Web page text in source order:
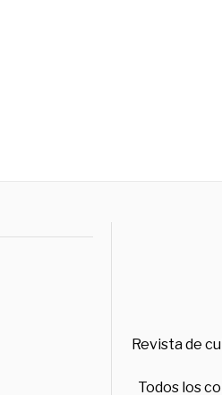
Revista de
Todos los